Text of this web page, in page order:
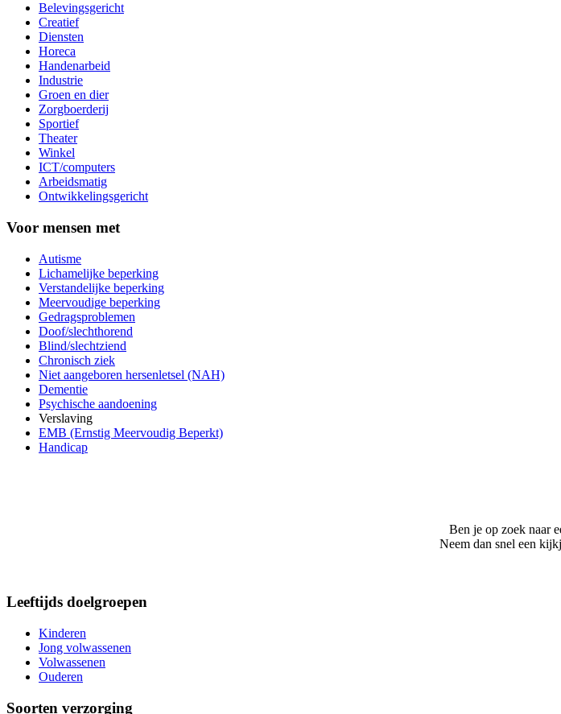
Belevingsgericht
Creatief
Diensten
Horeca
Handenarbeid
Industrie
Groen en dier
Zorgboerderij
Sportief
Theater
Winkel
ICT/computers
Arbeidsmatig
Ontwikkelingsgericht
Voor mensen met
Autisme
Lichamelijke beperking
Verstandelijke beperking
Meervoudige beperking
Gedragsproblemen
Doof/slechthorend
Blind/slechtziend
Chronisch ziek
Niet aangeboren hersenletsel (NAH)
Dementie
Psychische aandoening
Verslaving
EMB (Ernstig Meervoudig Beperkt)
Handicap
Ben je op zoek naar
Neem dan snel een
Leeftijds doelgroepen
Kinderen
Jong volwassenen
Volwassenen
Ouderen
Soorten verzorging